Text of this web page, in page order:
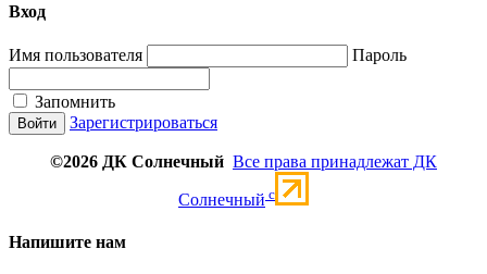
Вход
Имя пользователя Пароль
Запомнить
Зарегистрироваться
©2026 ДК Солнечный Все права принадлежат ДК
Солнечный c
Напишите нам